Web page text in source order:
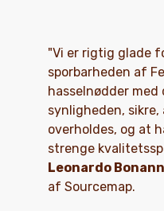
"Vi er rigtig glade
sporbarheden af
hasselnødder
synligheden,
overholdes, og at
strenge
Leonardo
af Sourcemap.